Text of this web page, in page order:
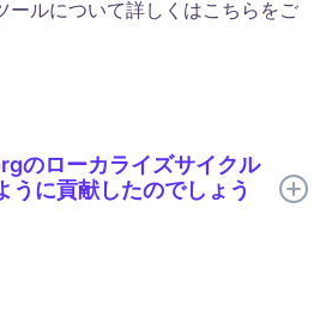
ールについて詳しくはこちらをご
のローカライズサイクル
うに貢献したのでしょう